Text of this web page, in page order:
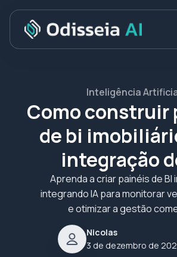
Inteligência
Como construir
de bi
integração
Aprenda a criar painéis de BI
integrando IA para monitorar
e otimizar a gestão
Nicolas
3 de dezembro de